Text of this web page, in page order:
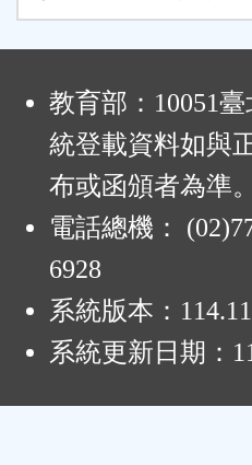
教育部：10051
統登載資料如與
布或函頒者為準。
電話總機：
6928
系統版本：
系統更新日期：